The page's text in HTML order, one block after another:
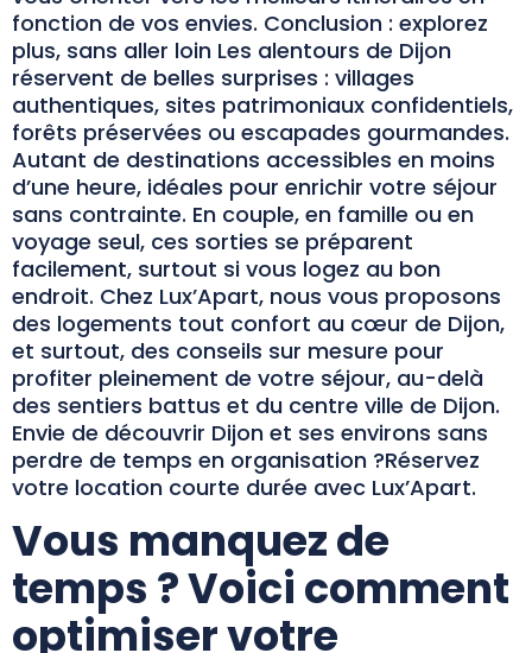
fonction de vos envies. Conclusion : explorez
plus, sans aller loin Les alentours de Dijon
réservent de belles surprises : villages
authentiques, sites patrimoniaux confidentiels,
forêts préservées ou escapades gourmandes.
Autant de destinations accessibles en moins
d’une heure, idéales pour enrichir votre séjour
sans contrainte. En couple, en famille ou en
voyage seul, ces sorties se préparent
facilement, surtout si vous logez au bon
endroit. Chez Lux’Apart, nous vous proposons
des logements tout confort au cœur de Dijon,
et surtout, des conseils sur mesure pour
profiter pleinement de votre séjour, au-delà
des sentiers battus et du centre ville de Dijon.
Envie de découvrir Dijon et ses environs sans
perdre de temps en organisation ?Réservez
votre location courte durée avec Lux’Apart.
Vous manquez de
temps ? Voici comment
optimiser votre